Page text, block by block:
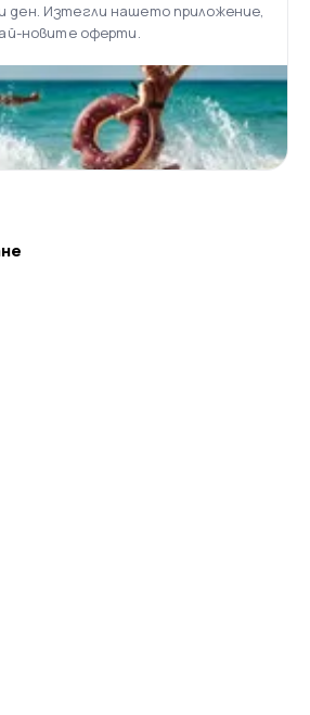
ден. Изтегли нашето приложение,
новите оферти.